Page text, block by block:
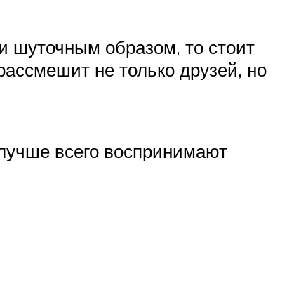
шуточным образом, то стоит
не только друзей, но
всего воспринимают